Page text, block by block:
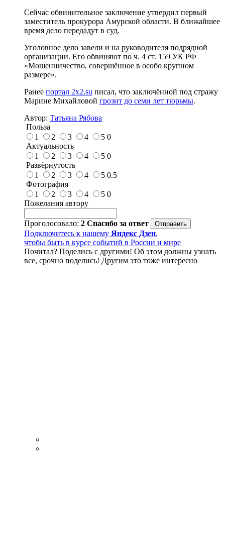
Сейчас обвинительное заключение утвердил первый
заместитель прокурора Амурской области. В ближайшее
время дело передадут в суд.
Уголовное дело завели и на руководителя подрядной
организации. Его обвиняют по ч. 4 ст. 159 УК РФ
«Мошенничество, совершённое в особо крупном
размере».
Ранее портал 2x2.su писал, что заключённой под стражу
Марине Михайловой грозит до семи лет тюрьмы.
Автор: Татьяна Рябова
Польза
1
2 3 4 5 0
Актуальность
1
2 3 4 5 0
Развёрнутость
1
2 3 4 5 0.5
Фотография
1
2 3 4 5 0
Пожелания автору
Проголосовало: 2 Спасибо за ответ
Подключитесь к нашему Яндекс Дзен,
чтобы быть в курсе событий в России и мире
Почитал? Поделись с другими! Об этом должны узнать
все, срочно поделись! Другим это тоже интересно